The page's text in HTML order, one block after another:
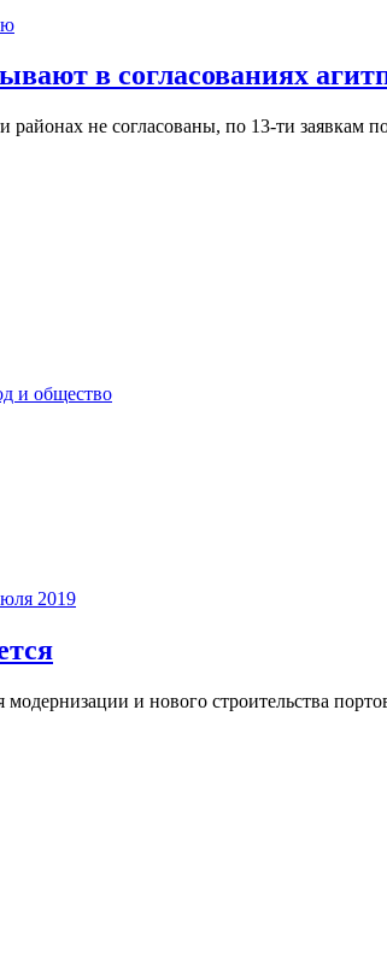
в согласованиях
районах не согласованы, по 13-ти заявкам
и общество
2019
и нового строительства